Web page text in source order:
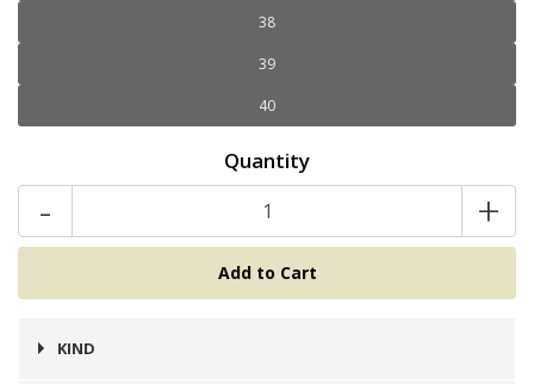
38
39
40
Quantity
- +
KIND